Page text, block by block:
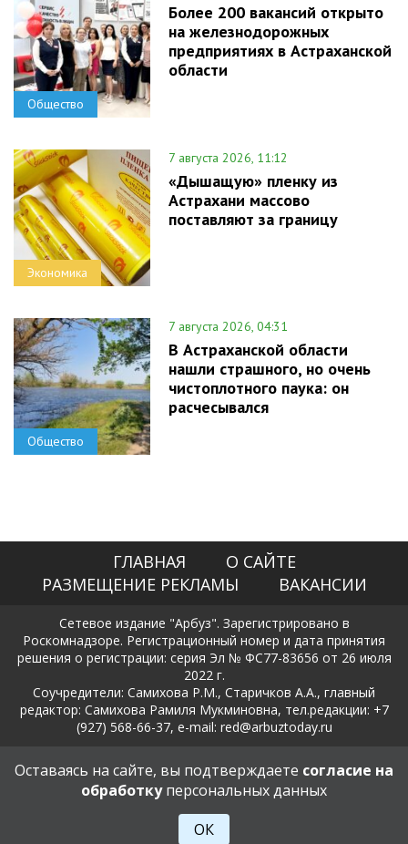
Общество
Более 200 вакансий открыто
на железнодорожных
предприятиях в Астраханской
области
Экономика
7 августа 2026, 11:12
«Дышащую» пленку из
Астрахани массово
поставляют за границу
Общество
7 августа 2026, 04:31
В Астраханской области
нашли страшного, но очень
чистоплотного паука: он
расчесывался
ГЛАВНАЯ
О САЙТЕ
РАЗМЕЩЕНИЕ РЕКЛАМЫ
ВАКАНСИИ
Сетевое издание "Арбуз". Зарегистрировано в
Роскомнадзоре. Регистрационный номер и дата принятия
решения о регистрации: серия Эл № ФС77-83656 от 26 июля
2022 г.
Соучредители: Самихова Р.М., Старичков А.А., главный
редактор: Самихова Рамиля Мукминовна, тел.редакции: +7
(927) 568-66-37, e-mail: red@arbuztoday.ru
Политика в отношении обработки и защиты персональных
данных
18+
Оставаясь на сайте, вы подтверждаете согласие на
обработкуперсональных данных
ОК